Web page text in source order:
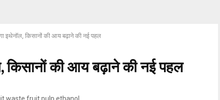
इथेनॉल, किसानों की आय बढ़ाने की नई पहल
की आय बढ़ाने की नई पहल